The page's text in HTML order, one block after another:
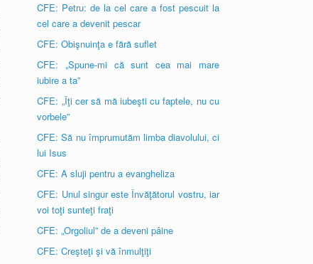
CFE: Petru: de la cel care a fost pescuit la
cel care a devenit pescar
CFE: Obişnuinţa e fără suflet
CFE: „Spune-mi că sunt cea mai mare
iubire a ta”
CFE: „Îţi cer să mă iubeşti cu faptele, nu cu
vorbele”
CFE: Să nu împrumutăm limba diavolului, ci
lui Isus
CFE: A sluji pentru a evangheliza
CFE: Unul singur este Învăţătorul vostru, iar
voi toţi sunteţi fraţi
CFE: „Orgoliul” de a deveni pâine
CFE: Creşteţi şi vă înmulţiţi